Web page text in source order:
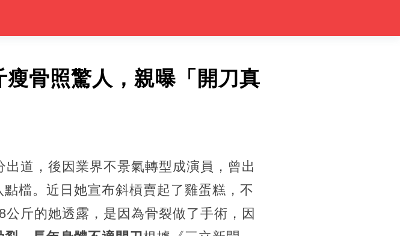
骨照驚人，親曝「開刀真
道，後因業界不景氣轉型成演員，曾出
檔。近日她宣布斜槓賣起了雞蛋糕，不
斤的她透露，是因為骨裂做了手術，因